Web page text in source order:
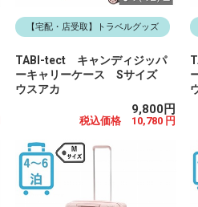
【宅配・店受取】トラベルグッズ
TABI-tect キャンディジッパ
ーキャリーケース Sサイズ
ウスアカ
9,800円
税込価格 10,780 円